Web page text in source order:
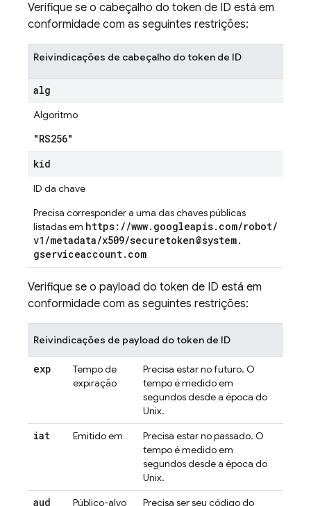
Verifique se o cabeçalho do token de ID está em
conformidade com as seguintes restrições:
Reivindicações de cabeçalho do token de ID
alg
Algoritmo
"RS256"
kid
ID da chave
Precisa corresponder a uma das chaves públicas
listadas em https: //www. googleapis. com/robot/
v1 /metadata/x509/securetoken@system.
gserviceaccount. com
Verifique se o payload do token de ID está em
conformidade com as seguintes restrições:
Reivindicações de payload do token de ID
exp
Tempo de
expiração
Precisa estar no futuro. O
tempo é medido em
segundos desde a época do
Unix.
iat Emitido em
Precisa estar no passado. O
tempo é medido em
segundos desde a época do
Unix.
aud Público-alvo
Precisa ser seu código do